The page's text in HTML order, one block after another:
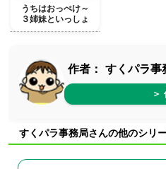
うちはおっぺけ～
３姉妹といっしょ
作者： すくパラ事
＞
すくパラ事務局さんの他のシリ